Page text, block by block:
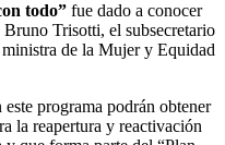
todo” fue dado a conocer
Trisotti, el subsecretario
de la Mujer y Equidad
programa podrán obtener
la reapertura y reactivación